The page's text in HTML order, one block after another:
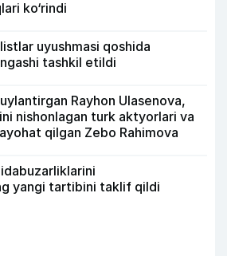
ko‘rindi
uyushmasi qoshida
tashkil etildi
uylantirgan Rayhon Ulasenova,
nishonlagan turk aktyorlari va
qilgan Zebo Rahimova
yangi tartibini taklif qildi